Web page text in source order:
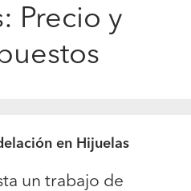
Precio y
en Hijuelas
un trabajo de